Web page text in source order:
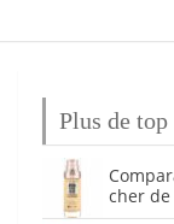
Plus de
cher de